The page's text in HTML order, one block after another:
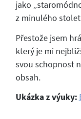
jako
z minulého
Přestože jsem
který je mi
svou schopnost
obsah.
Ukázka z výuky: